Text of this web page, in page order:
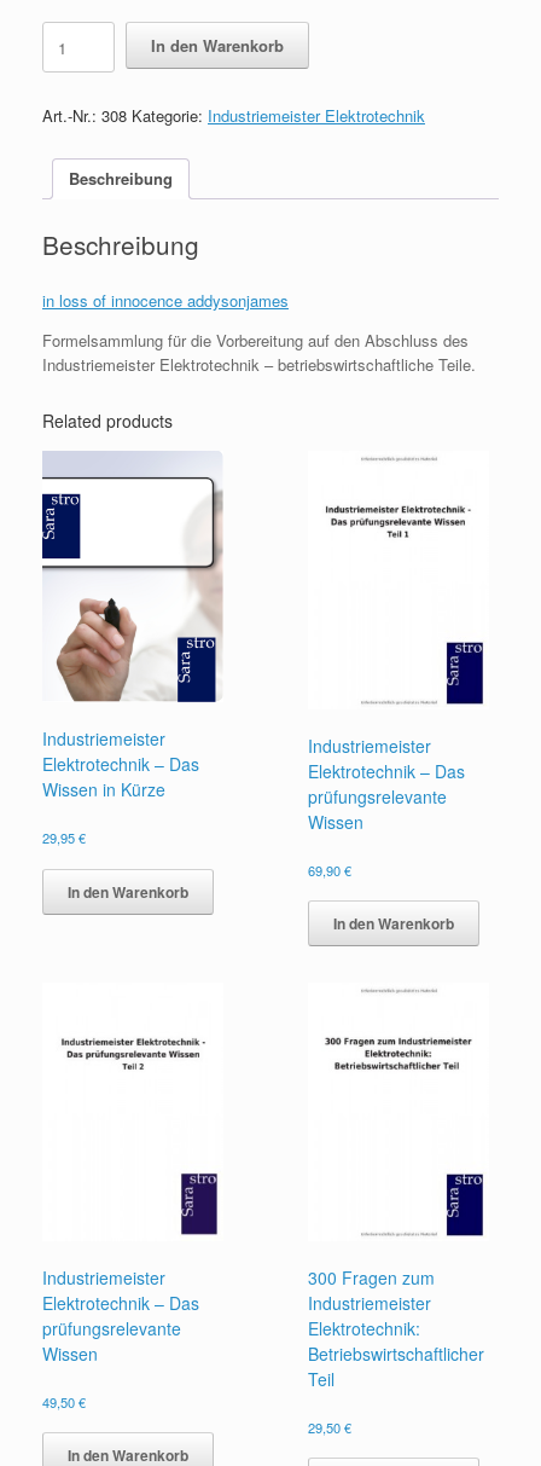
Industriemeister
Elektrotechnik
-
quantity
In den Warenkorb
Art.-Nr.: 308 Kategorie: Industriemeister Elektrotechnik
Beschreibung
Beschreibung
in loss of innocence addysonjames
Formelsammlung für die Vorbereitung auf den Abschluss des
Industriemeister Elektrotechnik – betriebswirtschaftliche Teile.
Related products
Industriemeister
Elektrotechnik – Das
Wissen in Kürze
29,95€
In den Warenkorb
Industriemeister
Elektrotechnik – Das
prüfungsrelevante
Wissen
69,90€
In den Warenkorb
Industriemeister
Elektrotechnik – Das
prüfungsrelevante
Wissen
49,50€
In den Warenkorb
300 Fragen zum
Industriemeister
Elektrotechnik:
Betriebswirtschaftlicher
Teil
29,50€